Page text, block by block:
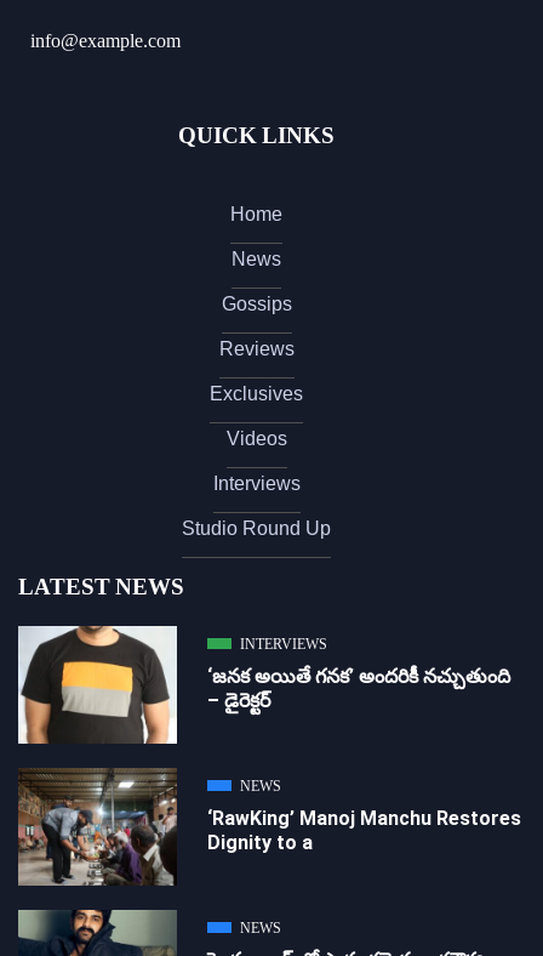
info@example.com
QUICK LINKS
Home
News
Gossips
Reviews
Exclusives
Videos
Interviews
Studio Round Up
LATEST NEWS
INTERVIEWS
‘జ‌న‌క అయితే గ‌న‌క‌’ అందరికీ నచ్చుతుంది
– డైరెక్ట‌ర్
NEWS
‘RawKing’ Manoj Manchu Restores
Dignity to a
NEWS